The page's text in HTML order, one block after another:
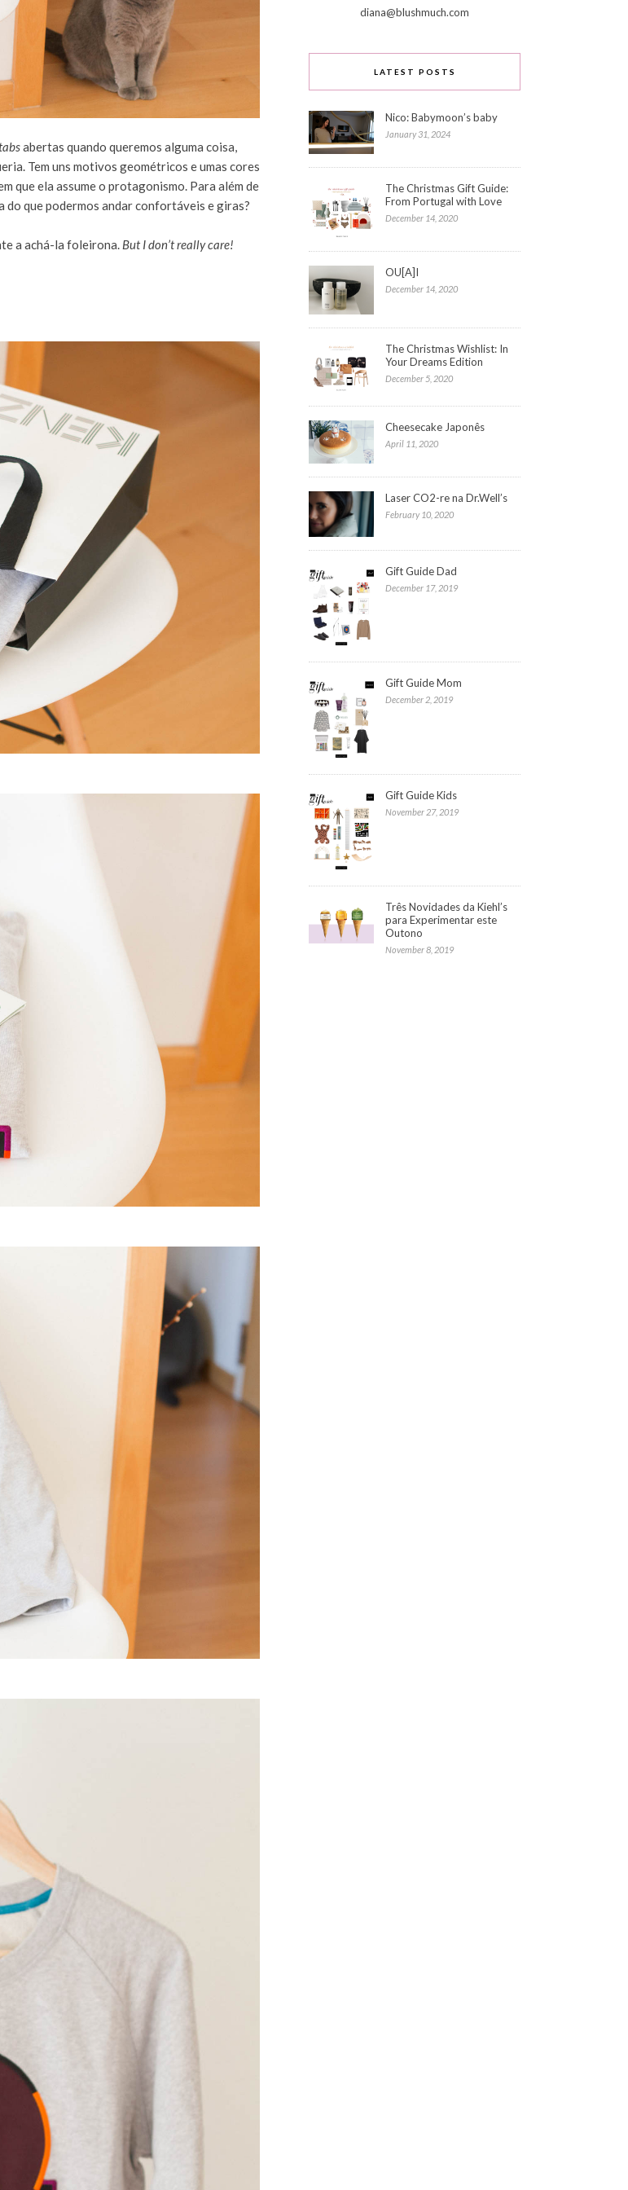
abertas quando queremos alguma coisa,
Tem uns motivos geométricos e umas cores
que ela assume o protagonismo. Para além de
do que podermos andar confortáveis e giras?
a achá-la foleirona. But I don’t really care!
diana@blushmuch.com
LATEST POSTS
Nico: Babymoon’s baby
January 31, 2024
The Christmas Gift Guide:
From Portugal with Love
December 14, 2020
OU[A]I
December 14, 2020
The Christmas Wishlist: In
Your Dreams Edition
December 5, 2020
Cheesecake Japonês
April 11, 2020
Laser CO2-re na Dr.Well’s
February 10, 2020
Gift Guide Dad
December 17, 2019
Gift Guide Mom
December 2, 2019
Gift Guide Kids
November 27, 2019
Três Novidades da Kiehl’s
para Experimentar este
Outono
November 8, 2019